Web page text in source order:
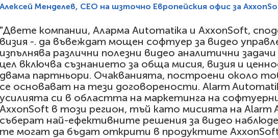
Алексей Менделев, CEO на шзточно Европейския офис за
"Двете компании, Аларма Automatika и AxxonSoft,
визия -. да въвеждат мощен софтуер за видео
изпълнява различни полезни видео аналитични
цел включва съзнанието за обща мисия, визия и
двама партньори. Очакванията, построени около
се основават на тези договорености. Alarm
усилията си в областта на маркетинга на
AxxonSoft в този регион, тъй като мисията на Alarm
съберат най-ефективните решения за видео
те могат да бъдат открити в продуктите